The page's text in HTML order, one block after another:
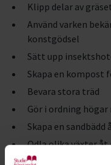
Klipp delar av
Använd varken
konstgödsel
Sätt upp
Skapa en kompost
Bevara stora träd
Gör i ordning
Skapa en sandbädd
Odla olika växter
tidig vår till sen höst